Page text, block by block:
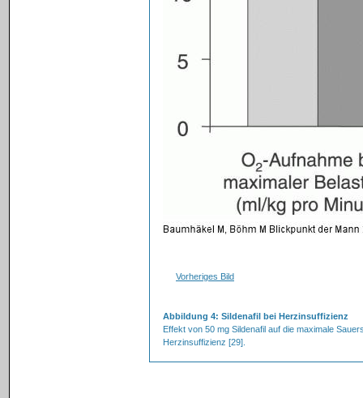
Vorheriges Bild
Abbildung 4: Sildenafil bei Herzinsuffizienz
Effekt von 50 mg Sildenafil auf die maximale
Herzinsuffizienz [29].